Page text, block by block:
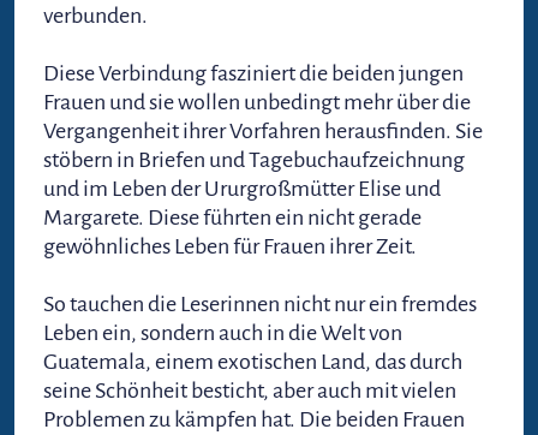
verbunden.
Diese Verbindung fasziniert die beiden jungen
Frauen und sie wollen unbedingt mehr über die
Vergangenheit ihrer Vorfahren herausfinden. Sie
stöbern in Briefen und Tagebuchaufzeichnung
und im Leben der Ururgroßmütter Elise und
Margarete. Diese führten ein nicht gerade
gewöhnliches Leben für Frauen ihrer Zeit.
So tauchen die Leserinnen nicht nur ein fremdes
Leben ein, sondern auch in die Welt von
Guatemala, einem exotischen Land, das durch
seine Schönheit besticht, aber auch mit vielen
Problemen zu kämpfen hat. Die beiden Frauen